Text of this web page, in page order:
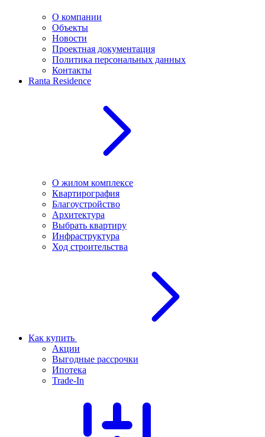
О компании
Объекты
Новости
Проектная документация
Политика персональных данных
Контакты
Ranta Residence
О жилом комплексе
Квартирография
Благоустройство
Архитектура
Выбрать квартиру
Инфраструктура
Ход строительства
Как купить
Акции
Выгодные рассрочки
Ипотека
Trade-In